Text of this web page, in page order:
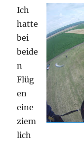
Ich
hatte
bei
beide
n
Flüg
en
eine
ziem
lich